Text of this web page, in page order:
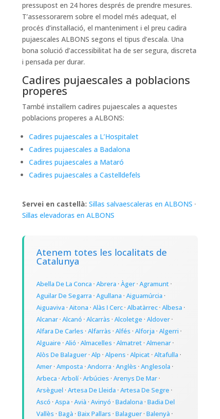
pressupost en 24 hores després de prendre mesures.
T’assessorarem sobre el model més adequat, el
procés d’instal·lació, el manteniment i el preu cadira
pujaescales ALBONS segons el tipus d’escala. Una
bona solució d’accessibilitat ha de ser segura, discreta
i pensada per durar.
Cadires pujaescales a poblacions
properes
També instal·lem cadires pujaescales a aquestes
poblacions properes a ALBONS:
Cadires pujaescales a L’Hospitalet
Cadires pujaescales a Badalona
Cadires pujaescales a Mataró
Cadires pujaescales a Castelldefels
Servei en castellà: Sillas salvaescaleras en ALBONS ·
Sillas elevadoras en ALBONS
Atenem totes les localitats de
Catalunya
Abella De La Conca · Abrera · Àger· Agramunt·
Aguilar De Segarra · Agullana · Aiguamúrcia ·
Aiguaviva · Aitona · Alàs I Cerc· Albatàrrec· Albesa ·
Alcanar· Alcanó · Alcarràs · Alcoletge · Aldover·
Alfara De Carles · Alfarràs · Alfés · Alforja · Algerri ·
Alguaire · Alió · Almacelles · Almatret· Almenar·
Alòs De Balaguer· Alp · Alpens · Alpicat· Altafulla ·
Amer· Amposta · Andorra · Anglès · Anglesola ·
Arbeca · Arbolí· Arbúcies · Arenys De Mar·
Arsèguel · Artesa De Lleida · Artesa De Segre ·
Ascó · Aspa · Avià · Avinyó · Badalona · Badia Del
Vallès · Bagà · Baix Pallars · Balaguer· Balenyà ·